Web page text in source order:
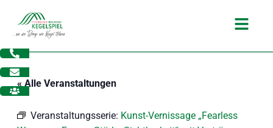
Inhalt
springen
Main
« Alle Veranstaltungen
Veranstaltungsserie: Kunst-Vernissage „Fearless